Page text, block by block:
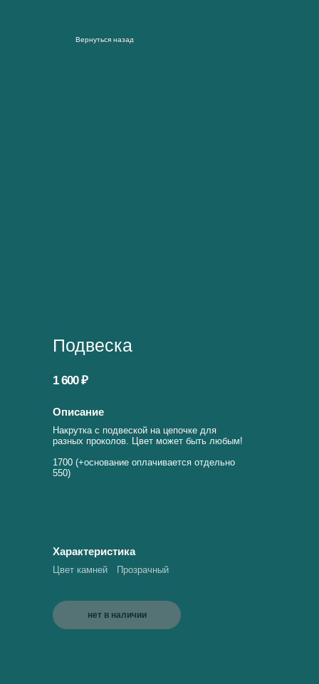
Вернуться назад
нет в наличии
Подвеска
Описание
Характеристика
Накрутка с подвеской на цепочке для
разных проколов. Цвет может быть любым!
1700 (+основание оплачивается отдельно
550)
Прозрачный
Цвет камней
1 600 ₽